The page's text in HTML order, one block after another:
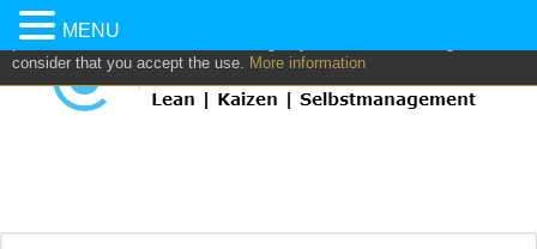
This website uses own and/or third parties cookies to: analyze,
personalize content and/or advertising. If you continue browsing, we
consider that you accept the use. More information
MENU